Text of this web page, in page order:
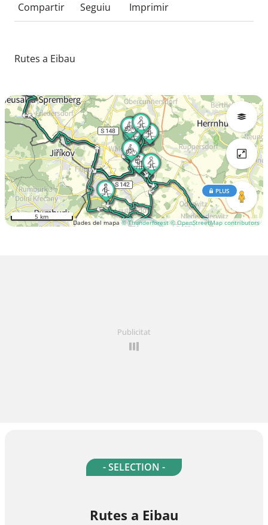
Compartir Seguiu Imprimir
Rutes a Eibau
Dades del mapa© Thunderforest © OpenStreetMap contributors
PLUS
5 km
Publicitat
- SELECTION -
Rutes a Eibau